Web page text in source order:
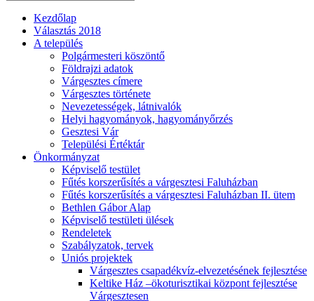
Kezdőlap
Választás 2018
A település
Polgármesteri köszöntő
Földrajzi adatok
Várgesztes címere
Várgesztes története
Nevezetességek, látnivalók
Helyi hagyományok, hagyományőrzés
Gesztesi Vár
Települési Értéktár
Önkormányzat
Képviselő testület
Fűtés korszerűsítés a várgesztesi Faluházban
Fűtés korszerűsítés a várgesztesi Faluházban II. ütem
Bethlen Gábor Alap
Képviselő testületi ülések
Rendeletek
Szabályzatok, tervek
Uniós projektek
Várgesztes csapadékvíz-elvezetésének fejlesztése
Keltike Ház –ökoturisztikai központ fejlesztése
Várgesztesen